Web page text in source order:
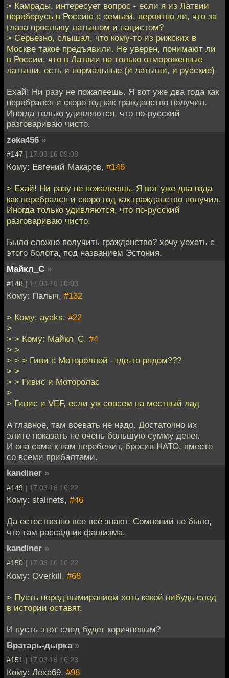
> Камрады, интересует вопрос - если я из Латвии
переберусь в Россию с семьей, вероятно ли, что за
глаза прослыву латышом и нацистом?
> Серьезно, слышал, что кому-то из рижских в
Москве такое предъявили. Не уверен, понимают ли
в России, что в Латвии не только отмороженные
латыши, есть и нормальные (и латыши, и русские)
Ехай! Ни разу не пожалеешь. Я вот уже два года как
перебрался и скоро год как гражданство получил.
Иногда только удивляются, что по-русский
разговариваю чисто.
zeka456 »
#147 | 17.03.16 09:08
Кому: Евгений Макаров, #146
> Ехай! Ни разу не пожалеешь. Я вот уже два года
как перебрался и скоро год как гражданство получил.
Иногда только удивляются, что по-русский
разговариваю чисто.
Было сложно получить гражданство? хочу уехать с
этого болота, под названием Эстония.
Майкл_С »
#148 | 17.03.16 10:03
Кому: Палыч, #132
> Кому: ayaks, #22
>
> > Кому: Майкл_С, #4
> >
> > > Гиви с Мотороллой - где-то рядом???
> >
> > Гивис и Моторолас
>
> Гивис и VEF, если уж совсем на местный лад
А главное, там воевать не надо. Достаточно их
элите показать не очень большую сумму денег.
И она сама к нам перебежит, бросив НАТО, вместе
со всеми прибалтами.
kandiner »
#149 | 17.03.16 10:22
Кому: stalinets, #46
Да естественно все всё знают. Сомнений не было,
что там рассадник фашизма.
kandiner »
#150 | 17.03.16 10:22
Кому: Overkill, #68
> Пусть перед вымиранием хоть какой нибудь след
в истории оставят.
И пусть этот след будет коричневым?
Вратарь-дырка »
#151 | 17.03.16 10:23
Кому: Лёха69, #98